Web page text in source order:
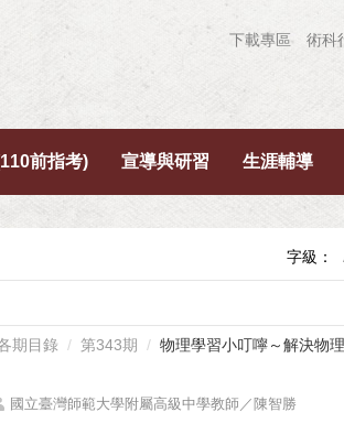
下載專區 術科
前指考) 宣導與研習 生涯輔導
字級：
期目錄 第343期 物理學習小叮嚀～解決物
國立臺灣師範大學附屬高級中學教師／陳智勝